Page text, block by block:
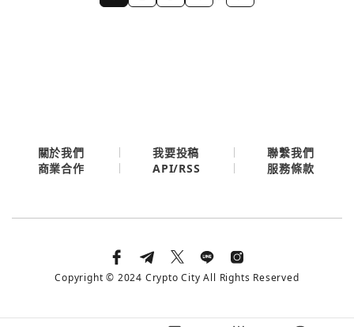
關於我們 我要投稿
聯繫我們
商業合作
API/RSS 服務條款
Copyright © 2024 Crypto City All Rights Reserved